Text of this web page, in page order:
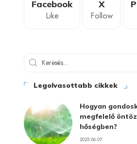
Facebook
Like
X
Follow
Legolvasottabb cikkek
Hogyan
megfelelő
hőségben?
2025.06.07.